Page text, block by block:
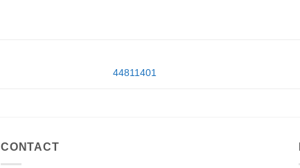
44811401
CONTACT